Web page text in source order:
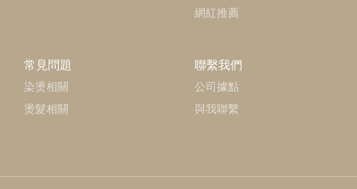
網紅推薦
常見問題
染燙相關
燙髮相關
聯繫我們
公司據點
與我聯繫